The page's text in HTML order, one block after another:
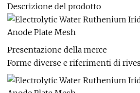
Descrizione del prodotto
Presentazione della merce
Forme diverse e riferimenti di